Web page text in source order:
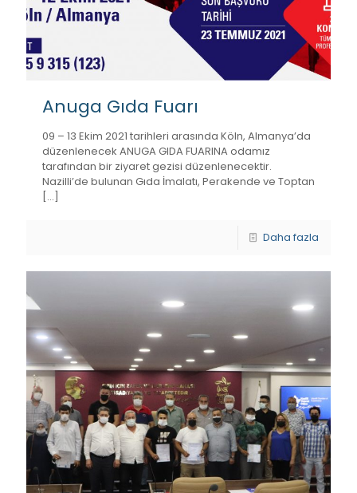
Anuga Gıda Fuarı
09 – 13 Ekim 2021 tarihleri arasında Köln, Almanya’da
düzenlenecek ANUGA GIDA FUARINA odamız
tarafından bir ziyaret gezisi düzenlenecektir.
Nazilli’de bulunan Gıda İmalatı, Perakende ve Toptan
[…]
Daha fazla